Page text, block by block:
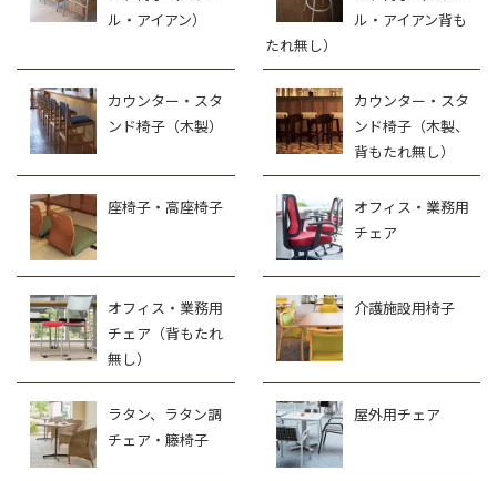
ル・アイアン）
ル・アイアン背も
たれ無し）
カウンター・スタ
ンド椅子（木製）
カウンター・スタ
ンド椅子（木製、
背もたれ無し）
座椅子・高座椅子
オフィス・業務用
チェア
オフィス・業務用
チェア（背もたれ
無し）
介護施設用椅子
ラタン、ラタン調
チェア・籐椅子
屋外用チェア